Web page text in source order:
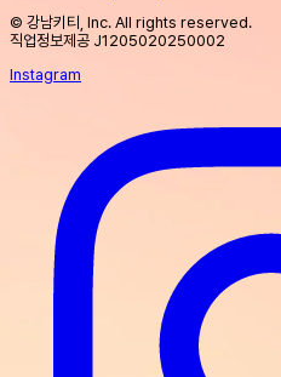
© 강남키티, Inc. All rights reserved.
직업정보제공 J1205020250002
Instagram